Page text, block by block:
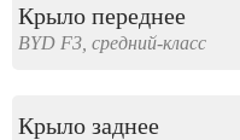
Крыло переднее
BYD F3, средний-класс
Крыло заднее